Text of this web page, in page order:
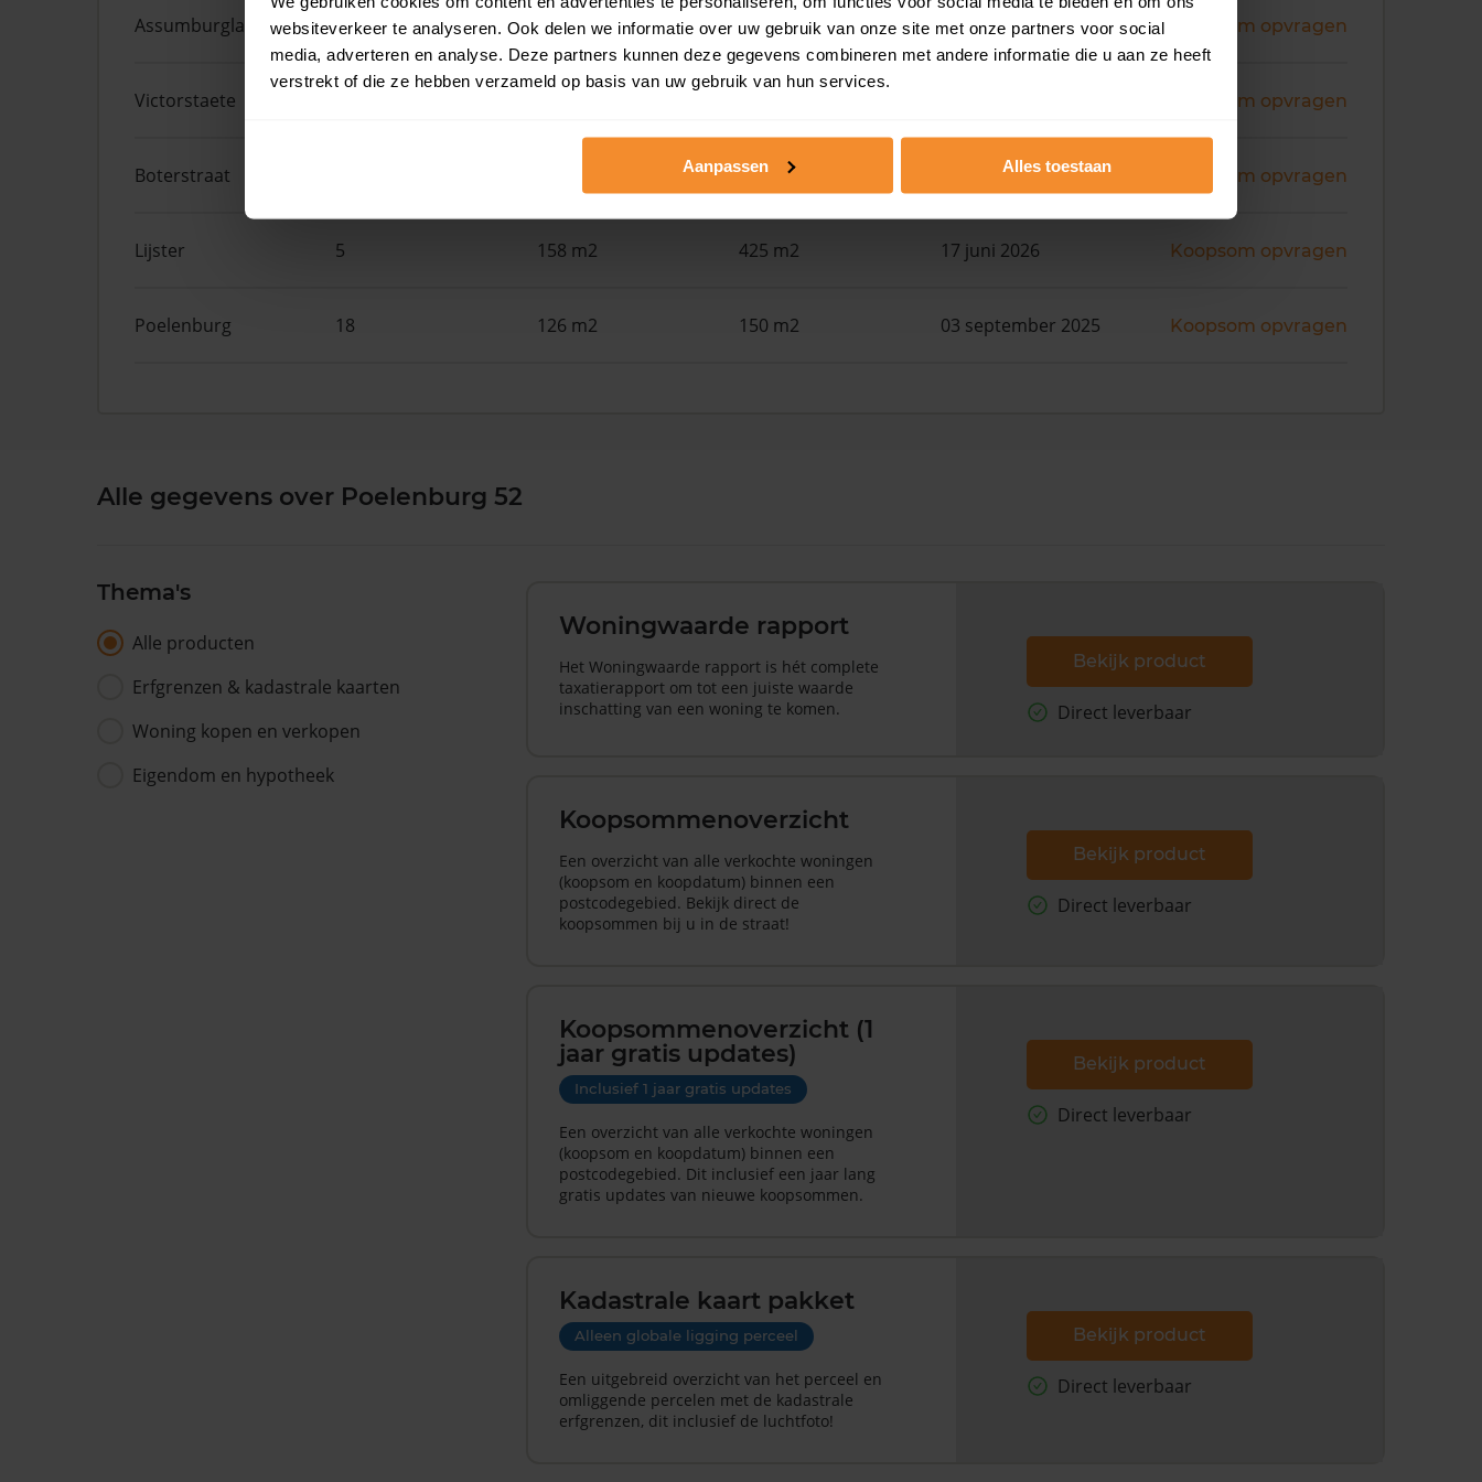
websiteverkeer te analyseren. Ook delen we informatie over uw gebruik van onze site met onze partners voor social
media, adverteren en analyse. Deze partners kunnen deze gegevens combineren met andere informatie die u aan ze heeft
verstrekt of die ze hebben verzameld op basis van uw gebruik van hun services.
Aanpassen Alles toestaan
Assumburglaan 9 102 m2 560 m2 30 juni 2026 Koopsom opvragen
Victorstaete Koopsom opvragen
Boterstraat 202 m2 19 juni 2026 Koopsom opvragen
Lijster 5 158 m2 425 m2 17 juni 2026 Koopsom opvragen
Poelenburg 18 126 m2 150 m2 03 september 2025 Koopsom opvragen
Alle gegevens over Poelenburg 52
Thema's
Alle producten
Erfgrenzen & kadastrale kaarten
Woning kopen en verkopen
Eigendom en hypotheek
Woningwaarde rapport
Het Woningwaarde rapport is hét complete
taxatierapport om tot een juiste waarde
inschatting van een woning te komen.
Bekijk product
Direct leverbaar
Koopsommenoverzicht
Een overzicht van alle verkochte woningen
(koopsom en koopdatum) binnen een
postcodegebied. Bekijk direct de
koopsommen bij u in de straat!
Bekijk product
Direct leverbaar
Koopsommenoverzicht (1
jaar gratis updates)
Inclusief 1 jaar gratis updates
Een overzicht van alle verkochte woningen
(koopsom en koopdatum) binnen een
postcodegebied. Dit inclusief een jaar lang
gratis updates van nieuwe koopsommen.
Bekijk product
Direct leverbaar
Kadastrale kaart pakket
Alleen globale ligging perceel
Een uitgebreid overzicht van het perceel en
omliggende percelen met de kadastrale
erfgrenzen, dit inclusief de luchtfoto!
Bekijk product
Direct leverbaar